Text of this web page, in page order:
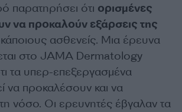
παρατηρήσει ότι ορισμένες
να προκαλούν εξάρσεις της
ασθενείς. Μια έρευνα
στο JAMA Dermatology
τα υπερ-επεξεργασμένα
να προκαλέσουν και να
νόσο. Οι ερευνητές έβγαλαν τα